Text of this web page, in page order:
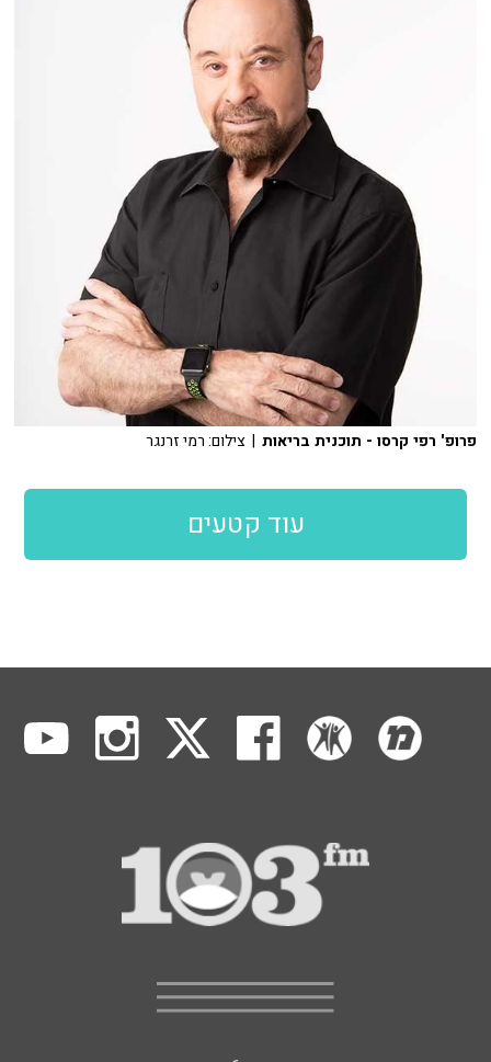
פרופ' רפי קרסו - תוכנית בריאות | צילום: רמי זרנגר
עוד קטעים